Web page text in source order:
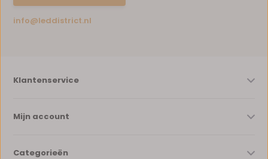
info@leddistrict.nl
Klantenservice
Mijn account
Categorieën